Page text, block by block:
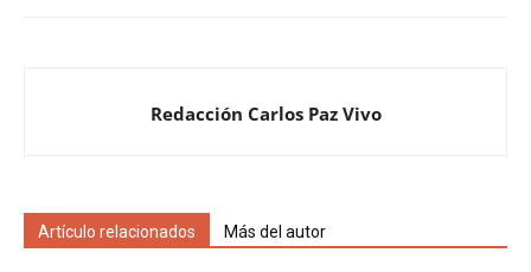
Redacción Carlos Paz Vivo
Artículo relacionados Más del autor